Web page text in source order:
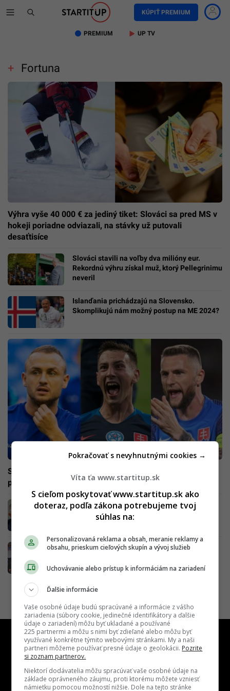
KÚPIŤ PREMIUM
PREMIUM UP TV
Fortuna
Výhra vyše 40 000 € za jediný tiket: Slováci sa pred MS v
hokeji poriadne odviazali, na stávky už putovali
desaťtisíce
Slováci stavili na voľby dva milióny eur.
Rekordnú výhru získal muž, ktorý Pellegrinimu
neveril
Islanďania prichádzajú na Slovensko.
Skomplikujú nám možný postup na ME 2024?
Slováci chcú odčiniť poslednú remízu. Tréner chce
poskladať najdrahší káder v histórii
Ako odhadujú voľby stávkové kancelárie?
Smer môže skončiť druhý, Progresívne
Stávkové kancelárie sú zlatou baňou, štát na
Víta ťa www.startitup.sk
S cieľom poskytovať www.startitup.sk ako
doteraz, podľa zákona potrebujeme tvoj
súhlas na:
Personalizovaná reklama a obsah, meranie reklamy a
obsahu, prieskum cieľových skupín a vývoj služieb
Uchovávanie alebo prístup k informáciám na zariadení
Ďalšie informácie
Vaše osobné údaje budú spracúvané a informácie z vášho
zariadenia (súbory cookie, jedinečné identifikátory a ďalšie
údaje o zariadení) môžu byť ukladané a používané
225 partnermi a môžu s nimi byť zdieľané alebo môžu byť
využívané konkrétne týmito webovými stránkami. My a naši
partneri môžeme používať presné údaje o geolokácii. Pozrite
si zoznam partnerov.
Niektorí dodávatelia môžu spracúvať vaše osobné údaje na
základe oprávneného záujmu, proti ktorému môžete vzniesť
námietku pomocou možností nižšie. Dole na tejto stránke
Pokračovať s nevyhnutnými cookies →